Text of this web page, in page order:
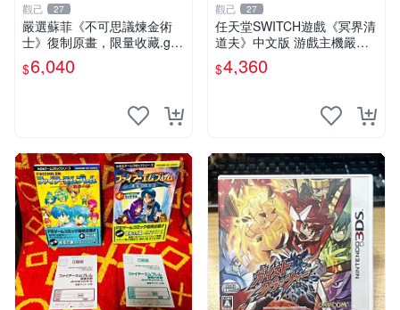
觀己 27
嚴選蘇菲《不可思議煉金術
士》復制原畫，限量收藏.geo
店專供 不朽煉金術士 超限原
畫 國寶版
$6,040
觀己 27
任天堂SWITCH遊戲《冥界清
道夫》中文版 游戲主機嚴選
新品 拍賣前詳談 crypt custo
dian 游玩 游戲機
$4,360